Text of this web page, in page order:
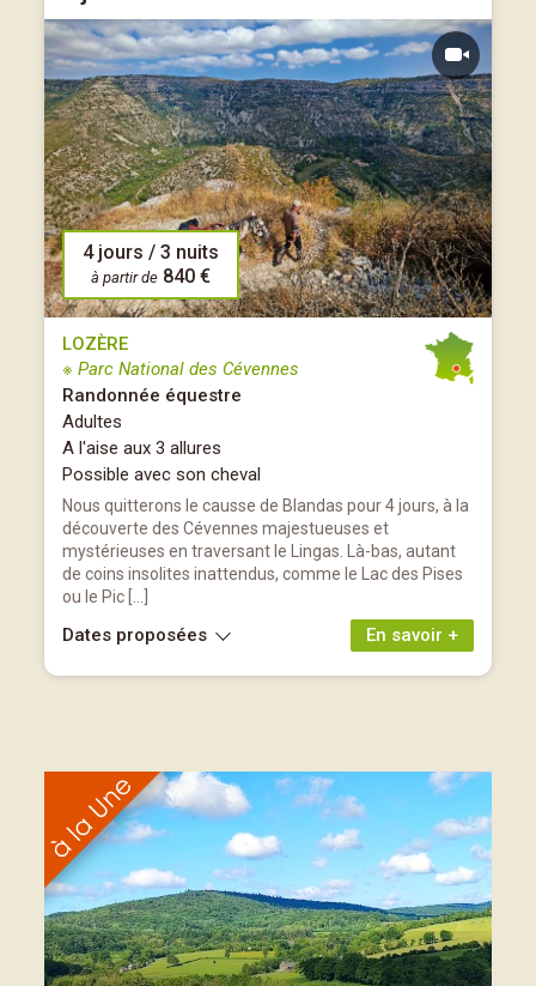
4 jours / 3 nuits
à partir de 840 €
LOZÈRE
※ Parc National des Cévennes
Randonnée équestre
Adultes
A l'aise aux 3 allures
Possible avec son cheval
Nous quitterons le causse de Blandas pour 4 jours, à la
découverte des Cévennes majestueuses et
mystérieuses en traversant le Lingas. Là-bas, autant
de coins insolites inattendus, comme le Lac des Pises
ou le Pic […]
En savoir +
Dates proposées